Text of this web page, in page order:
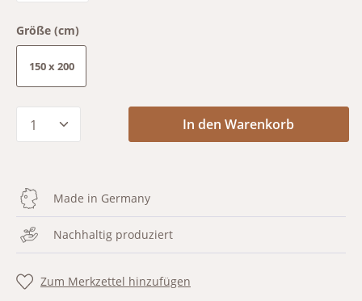
Größe (cm)
150 x 200
Produkt Anzahl: Gib den gewünschten
In den Warenkorb
Made in Germany
Nachhaltig produziert
Zum Merkzettel hinzufügen